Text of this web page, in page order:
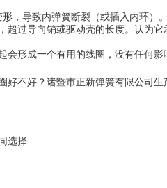
，导致内弹簧断裂（或插入内环）。
超过导向销或驱动壳的长度。认为
会形成一个有用的线圈，没有任何
好不好？诸暨市正新弹簧有限公司
选择